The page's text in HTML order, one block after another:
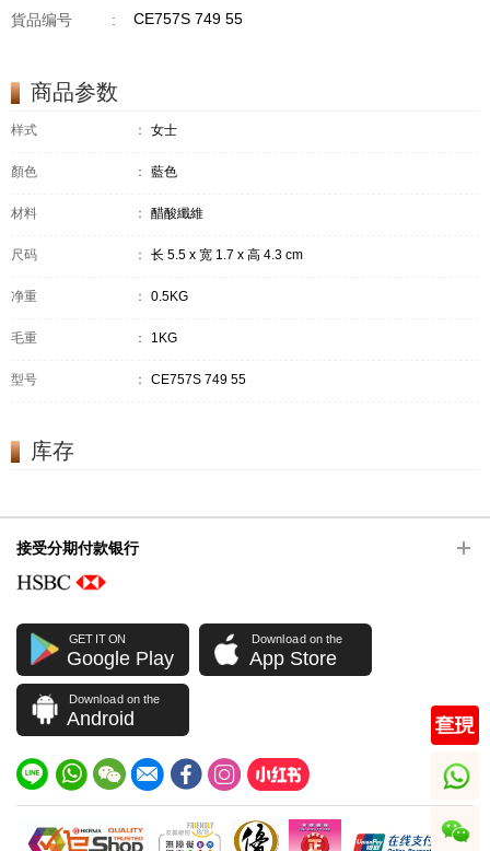
貨品编号 : CE757S 749 55
商品参数
样式 ： 女士
顏色 ： 藍色
材料 ： 醋酸纖維
尺码 ： 长 5.5 x 宽 1.7 x 高 4.3 cm
净重 ： 0.5KG
毛重 ： 1KG
型号 ： CE757S 749 55
库存
接受分期付款银行
GET IT ON
Google Play
Download on the
App Store
Download on the
Android
whatsapp